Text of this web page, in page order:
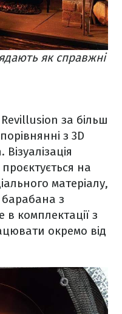
як справжні
за більш
з 3D
на
матеріалу,
барабана з
в комплектації з
окремо від